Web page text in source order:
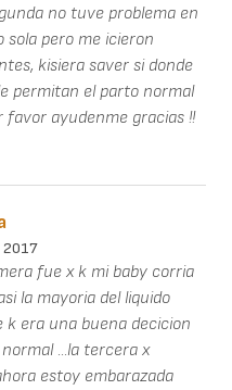
no tuve problema en
sola pero me icieron
kisiera saver si donde
permitan el parto normal
favor ayudenme gracias !!
2017
fue x k mi baby corria
la mayoria del liquido
k era una buena decicion
...la tercera x
estoy embarazada